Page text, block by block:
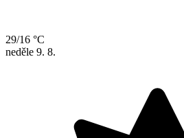
29/16 °C
neděle 9. 8.